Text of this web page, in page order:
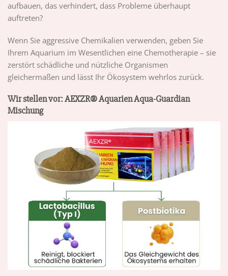
aufbauen, das verhindert, dass Probleme überhaupt
auftreten?
Wenn Sie aggressive Chemikalien verwenden, geben Sie
Ihrem Aquarium im Wesentlichen eine Chemotherapie – sie
zerstört schädliche und nützliche Organismen
gleichermaßen und lässt Ihr Ökosystem wehrlos zurück.
Wir stellen vor: AEXZR® Aquarien Aqua-Guardian
Mischung